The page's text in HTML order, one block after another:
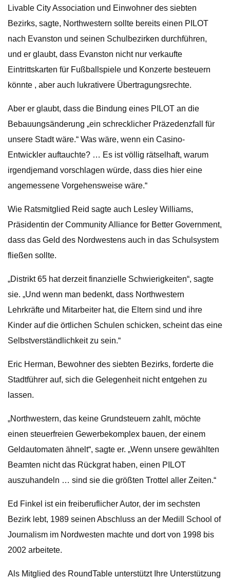
Livable City Association und Einwohner des siebten
Bezirks, sagte, Northwestern sollte bereits einen PILOT
nach Evanston und seinen Schulbezirken durchführen,
und er glaubt, dass Evanston nicht nur verkaufte
Eintrittskarten für Fußballspiele und Konzerte besteuern
könnte , aber auch lukrativere Übertragungsrechte.
Aber er glaubt, dass die Bindung eines PILOT an die
Bebauungsänderung „ein schrecklicher Präzedenzfall für
unsere Stadt wäre.“ Was wäre, wenn ein Casino-
Entwickler auftauchte? … Es ist völlig rätselhaft, warum
irgendjemand vorschlagen würde, dass dies hier eine
angemessene Vorgehensweise wäre.“
Wie Ratsmitglied Reid sagte auch Lesley Williams,
Präsidentin der Community Alliance for Better Government,
dass das Geld des Nordwestens auch in das Schulsystem
fließen sollte.
„Distrikt 65 hat derzeit finanzielle Schwierigkeiten“, sagte
sie. „Und wenn man bedenkt, dass Northwestern
Lehrkräfte und Mitarbeiter hat, die Eltern sind und ihre
Kinder auf die örtlichen Schulen schicken, scheint das eine
Selbstverständlichkeit zu sein.“
Eric Herman, Bewohner des siebten Bezirks, forderte die
Stadtführer auf, sich die Gelegenheit nicht entgehen zu
lassen.
„Northwestern, das keine Grundsteuern zahlt, möchte
einen steuerfreien Gewerbekomplex bauen, der einem
Geldautomaten ähnelt“, sagte er. „Wenn unsere gewählten
Beamten nicht das Rückgrat haben, einen PILOT
auszuhandeln … sind sie die größten Trottel aller Zeiten.“
Ed Finkel ist ein freiberuflicher Autor, der im sechsten
Bezirk lebt, 1989 seinen Abschluss an der Medill School of
Journalism im Nordwesten machte und dort von 1998 bis
2002 arbeitete.
Als Mitglied des RoundTable unterstützt Ihre Unterstützung